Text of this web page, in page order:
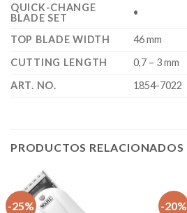
QUICK-CHANGE
BLADE SET
•
TOP BLADE WIDTH
46 mm
CUTTING LENGTH
0,7 – 3 mm
ART. NO.
1854-7022
PRODUCTOS RELACIONADOS
-25% -20%